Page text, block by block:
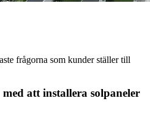
frågorna som kunder ställer till
att installera solpaneler